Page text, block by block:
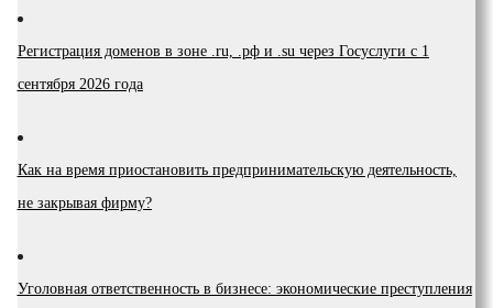
Регистрация доменов в зоне .ru, .рф и .su через Госуслуги с 1
сентября 2026 года
Как на время приостановить предпринимательскую деятельность,
не закрывая фирму?
Уголовная ответственность в бизнесе: экономические преступления